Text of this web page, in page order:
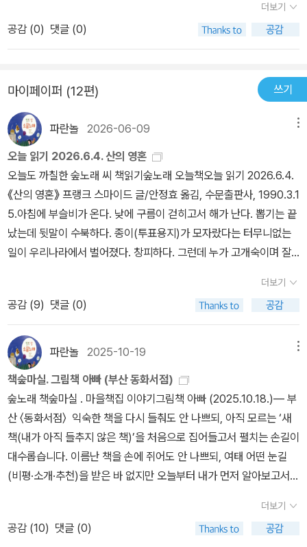
생기가 넘치고 아이들도 생기가 넘친다. 재잘대는 새소리, 흐르는 시
내의 소리, 여기저기서 들리는 거친 봄의 소리마냥 로냐와 비르크도
크게, 봄의 함성을 지른다. 린드그렌의 책에 도맡아 그림을 그린다는
비클란드가 표현한 로냐와, 숲과, 숲 속 생물들과 곰굴... 들은 얼마나
이 책을 더 빛나게 하는지 모른다. 작가와 삽화가, 이 두사람들에 힘입
어, 산적들도 사랑스럽고, 로냐의 아빠인 거친 산적 두목 마티스와 현
명하고 다정한 엄마 로비스, 말라깽이 페르까지도 싱싱한 생명을 얻
고 살아나는 것 같다. 읽는 내내, 어떻게 이 거친 산적들의 이야기가,
이토록 우아하고도 고귀하게 들리는지 믿기가 어려울 지경이었다.
을 해보았습니다. 로냐와 비르크가 그 아버지들의 세계를 떠나 둘만
의 세계 속에서 살려고 했던 것을 어떻게 생각하면 이해할 수 있었습
니다. 그러나 무엇보다 화해의 과정을 통해 서로를 이해해 가는 과정
었을 자유로운 숲속에서의 생활이 너무너무 멋있었습니다. 용기가 없
어서 감히 실행해보지 못했을 어린시절의 꿈을 이 책에서 만날 수 있
었습니다. 참 재미있게 읽었습니다...
더보기
공감 (0) 댓글 (0)
마이페이퍼 (12편) 쓰기
파란놀 2026-06-09
오늘 읽기 2026.6.4. 산의 영혼
오늘도 까칠한 숲노래 씨 책읽기숲노래 오늘책오늘 읽기 2026.6.4.
《산의 영혼》 프랭크 스마이드 글/안정효 옮김, 수문출판사, 1990.3.1
5.아침에 부슬비가 온다. 낮에 구름이 걷히고서 해가 난다. 뽑기는 끝
났는데 뒷말이 수북하다. 종이(투표용지)가 모자랐다는 터무니없는
일이 우리나라에서 벌어졌다. 창피하다. 그런데 누가 고개숙이며 잘
는 안 될 노릇일 텐데, 전남 고흥에서 2011년부터 살며 돌아보면, 모
든 뽑기를 할 적마다 “왜 그 집은 아직 안 뽑았느냐?”는 손전화를 끝
없이 받았다. “왜 사전투표를 안 하느냐?”고 따지는 손전화가 오기도
했다. 저녁 17:00 시골버스를 타고서 나래터를 다녀온다. 집으로 돌
아갈 18:30 시골버스를 기다리는데, 버스나루에서 어느 할매가 ‘시끄
럽게 전화하는 할배를 나무라는 큰소리’를 끝없이 읊는다. 할매요, 할
매도 시끄럽습니다. 《산의 영혼》을 돌아본다. 아직 새판으로 다시 나
온다. 놀라우면서 반갑다. ‘멧넋’을 느끼고 ‘멧숨’을 읽으며 ‘멧빛’을
말하는 조그마한 꾸러미이다. 더 높이 오르는 길이 아니라, 그저 한 발
짝씩 디디며 나아가는 길이다. 한꺼번에 껑충 뛰어오르는 길이 아니
라, 둘레를 하나하나 느끼고 누리면서 함께하는 길이다. 누구를 뽑든
일꾼이면 된다. 모든 사람이 일꾼이어야 맞다. 서로 돌아가면서 일을
맡아야 하지 않을까.#The Spirit of the Hills #FrankSSmytheㅍ
더보기
공감 (9) 댓글 (0)
파란놀 2025-10-19
책숲마실. 그림책 아빠 (부산 동화서점)
숲노래 책숲마실 . 마을책집 이야기그림책 아빠 (2025.10.18.)― 부
산 〈동화서점〉 익숙한 책을 다시 들춰도 안 나쁘되, 아직 모르는 ‘새
책(내가 아직 들추지 않은 책)’을 처음으로 집어들고서 펼치는 손길이
대수롭습니다. 이름난 책을 손에 쥐어도 안 나쁘되, 여태 어떤 눈길
(비평·소개·추천)을 받은 바 없지만 오늘부터 내가 먼저 알아보고서
“모두 우리한테 아름답다”는 뜻입니다. 아이 손을 잡고서 책집마실
을 나온 젊은 엄마뿐 아니라 젊은 아빠도 “아직 낯설거나 모르는 그림
더보기
공감 (10) 댓글 (0)